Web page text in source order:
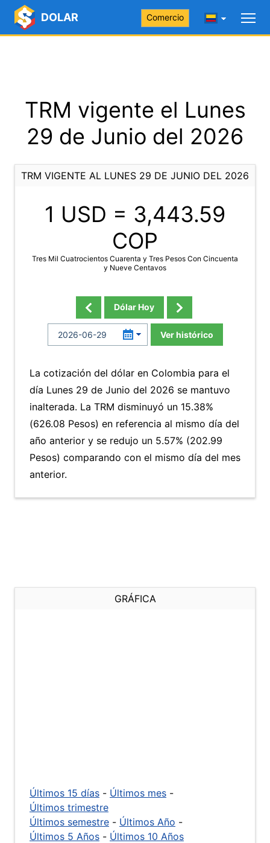
DOLAR Comercio
TRM vigente el Lunes
29 de Junio del 2026
TRM VIGENTE AL LUNES 29 DE JUNIO DEL 2026
1 USD = 3,443.59
COP
Tres Mil Cuatrocientos Cuarenta y Tres Pesos Con Cincuenta
y Nueve Centavos
Dólar Hoy
Ver histórico
La cotización del dólar en Colombia para el
día Lunes 29 de Junio del 2026 se mantuvo
inalterada. La TRM disminuyó un 15.38%
(626.08 Pesos) en referencia al mismo día del
año anterior y se redujo un 5.57% (202.99
Pesos) comparando con el mismo día del mes
anterior.
GRÁFICA
Últimos 15 días - Últimos mes -
Últimos trimestre
Últimos semestre - Últimos Año -
Últimos 5 Años - Últimos 10 Años